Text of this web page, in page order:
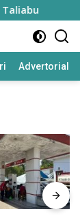
Advertorial